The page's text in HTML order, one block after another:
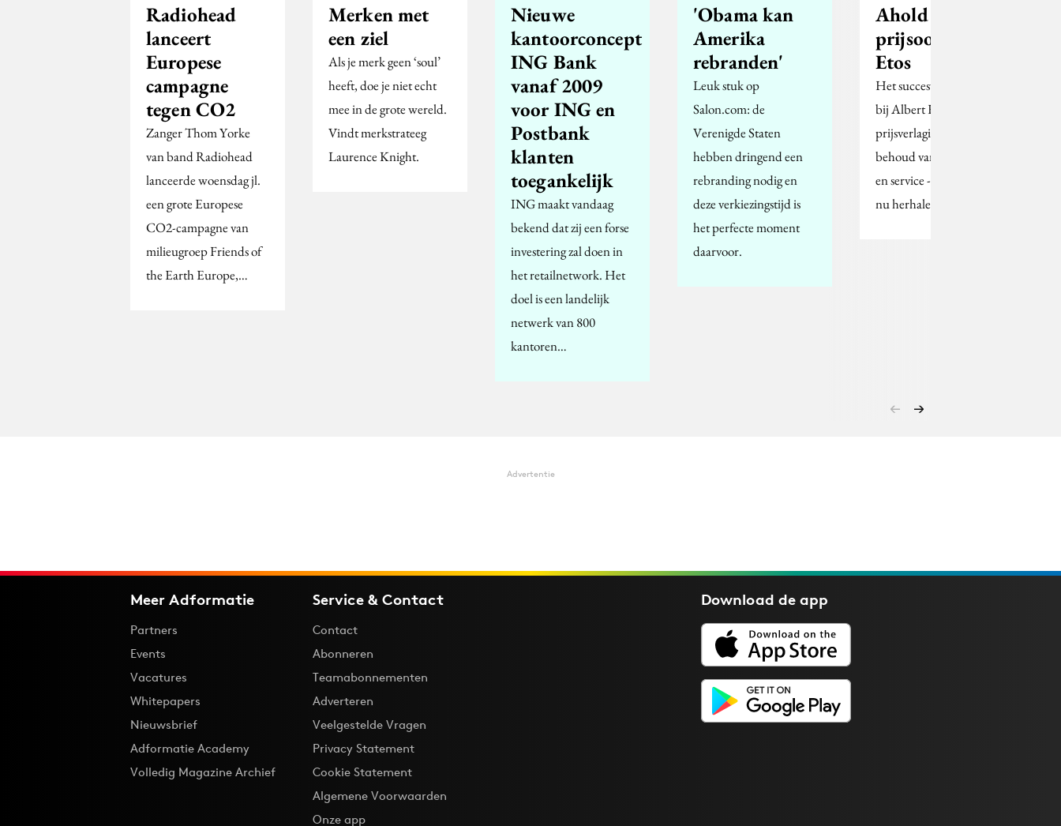
Radiohead
lanceert
Europese
campagne
tegen CO2
Zanger Thom Yorke
van band Radiohead
lanceerde woensdag jl.
een grote Europese
CO2-campagne van
milieugroep Friends of
the Earth Europe,…
Merken met
een ziel
Als je merk geen ‘soul’
heeft, doe je niet echt
mee in de grote wereld.
Vindt merkstrateeg
Laurence Knight.
Nieuwe
kantoorconcept
ING Bank
vanaf 2009
voor ING en
Postbank
klanten
toegankelijk
ING maakt vandaag
bekend dat zij een forse
investering zal doen in
het retailnetwork. Het
doel is een landelijk
netwerk van 800
kantoren…
'Obama kan
Amerika
rebranden'
Leuk stuk op
Salon.com: de
Verenigde Staten
hebben dringend een
rebranding nodig en
deze verkiezingstijd is
het perfecte moment
daarvoor.
Ahold start
prijsoorlog
Etos
Het succesvolle kunstje
bij Albert Heijn - sterke
prijsverlagingen met
behoud van kwalitieit
en service - wil Ahold
nu herhalen in de…
Advertentie
Meer Adformatie
Partners
Events
Vacatures
Whitepapers
Nieuwsbrief
Adformatie Academy
Volledig Magazine Archief
Service & Contact
Contact
Abonneren
Teamabonnementen
Adverteren
Veelgestelde Vragen
Privacy Statement
Cookie Statement
Algemene Voorwaarden
Onze app
Download deapp